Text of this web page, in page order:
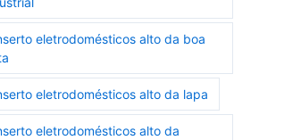
eletrodomésticos alto da boa
eletrodomésticos alto da lapa
eletrodomésticos alto da